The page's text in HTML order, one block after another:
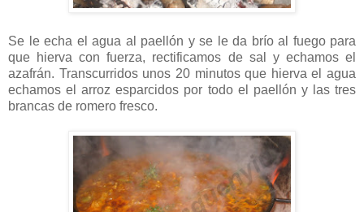
Se le echa el agua al paellón y se le da brío al fuego para
que hierva con fuerza, rectificamos de sal y echamos el
azafrán. Transcurridos unos 20 minutos que hierva el agua
echamos el arroz esparcidos por todo el paellón y las tres
brancas de romero fresco.